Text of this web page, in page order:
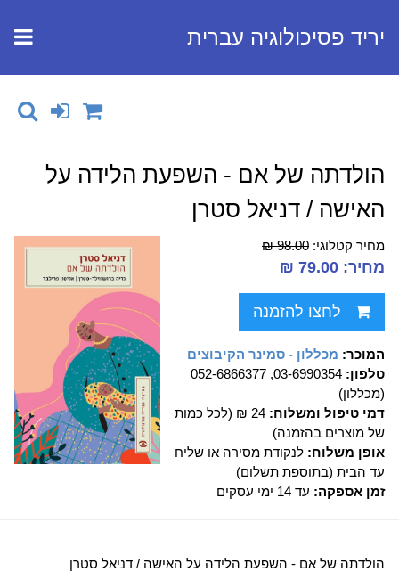
יריד פסיכולוגיה עברית
הולדתה של אם - השפעת הלידה על
האישה / דניאל סטרן
מחיר קטלוגי: 98.00 ₪
מחיר: 79.00 ₪
לחצו להזמנה
המוכר: מכללון - סמינר הקיבוצים
טלפון:
03-6990354, 052-6866377
(מכללון)
דמי טיפול ומשלוח:
24 ₪ (לכל כמות
של מוצרים בהזמנה)
אופן משלוח: לנקודת מסירה או שליח
עד הבית (בתוספת תשלום)
זמן אספקה: עד 14 ימי עסקים
הולדתה של אם - השפעת הלידה על האישה / דניאל סטרן